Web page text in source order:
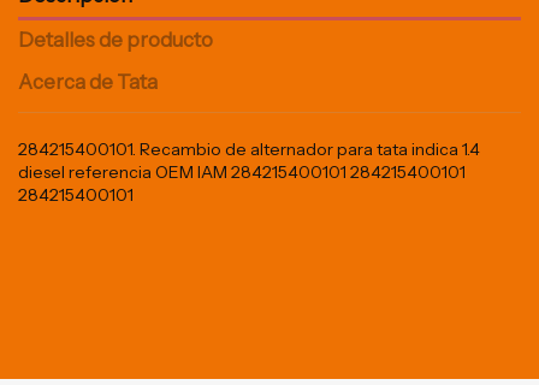
Detalles de producto
Acerca de Tata
284215400101. Recambio de alternador para tata indica 1.4
diesel referencia OEM IAM 284215400101 284215400101
284215400101